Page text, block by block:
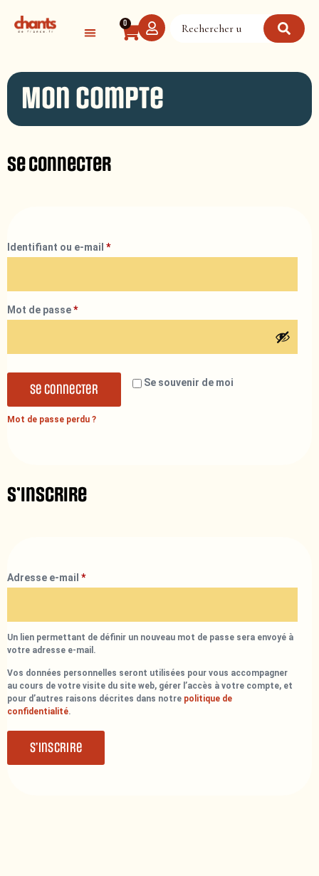
0
Mon compte
Se connecter
Identifiant ou e-mail *
Mot de passe*
Se souvenir de moi
Se connecter
Mot de passe perdu ?
S’inscrire
Adresse e-mail *
Un lien permettant de définir un nouveau mot de passe sera envoyé à
votre adresse e-mail.
Vos données personnelles seront utilisées pour vous accompagner
au cours de votre visite du site web, gérer l’accès à votre compte, et
pour d’autres raisons décrites dans notre politique de
confidentialité.
S’inscrire